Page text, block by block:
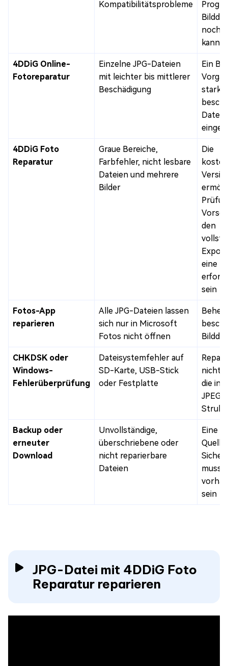
Kompatibilitätsprobleme
noch
kann
4DDiG Online-
Fotoreparatur
Einzelne JPG-Dateien
mit leichter bis mittlerer
Beschädigung
Ein
stark
4DDiG Foto
Reparatur
Graue Bereiche,
Farbfehler, nicht lesbare
Dateien und mehrere
Bilder
Die
den
eine
sein
Fotos-App
reparieren
Alle JPG-Dateien lassen
sich nur in Microsoft
Fotos nicht öffnen
CHKDSK oder
Windows-
Fehlerüberprüfung
Dateisystemfehler auf
SD-Karte, USB-Stick
oder Festplatte
nicht
die
JPEG-
Backup oder
erneuter
Download
Unvollständige,
überschriebene oder
nicht reparierbare
Dateien
Eine
Quelle
muss
sein
JPG-Datei mit 4DDiG Foto
Reparatur reparieren